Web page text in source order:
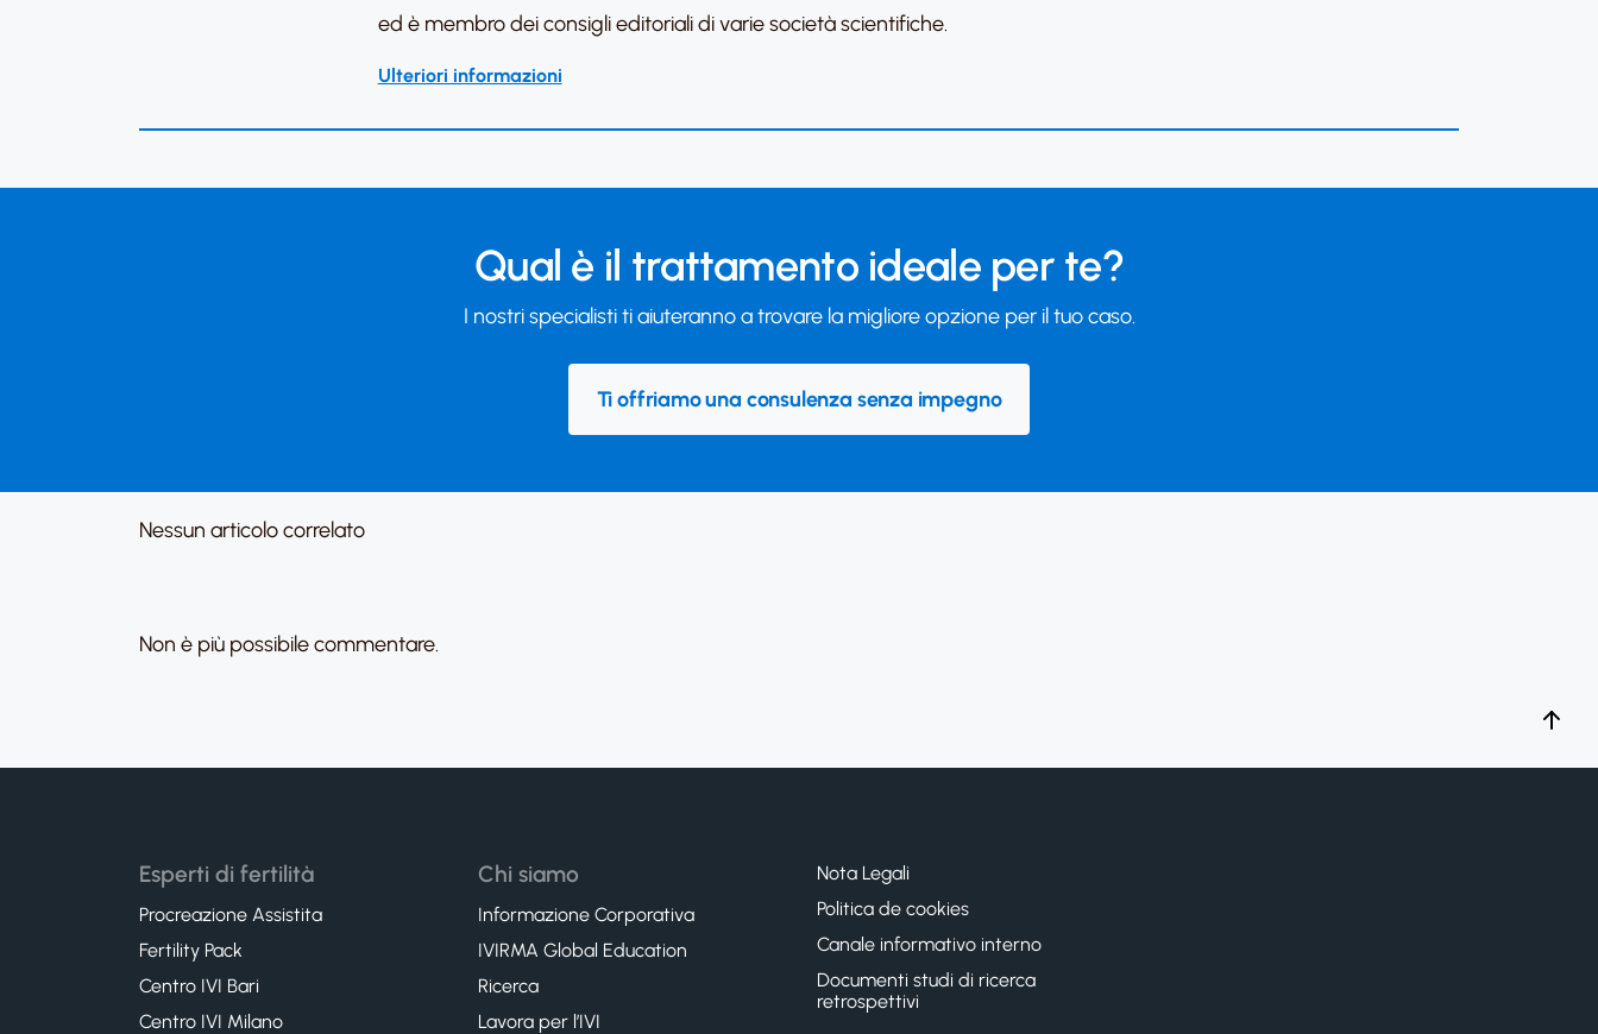
ed è membro dei consigli editoriali di varie società scientifiche.
Ulteriori informazioni
Qual è il trattamento ideale per te?
I nostri specialisti ti aiuteranno a trovare la migliore opzione per il tuo caso.
Ti offriamo una consulenza senza impegno
Nessun articolo correlato
Non è più possibile commentare.
Esperti di fertilità
Procreazione Assistita
Fertility Pack
Centro IVI Bari
Centro IVI Milano
Chi siamo
Informazione Corporativa
IVIRMA Global Education
Ricerca
Lavora per l’IVI
Nota Legali
Politica de cookies
Canale informativo interno
Documenti studi di ricerca
retrospettivi